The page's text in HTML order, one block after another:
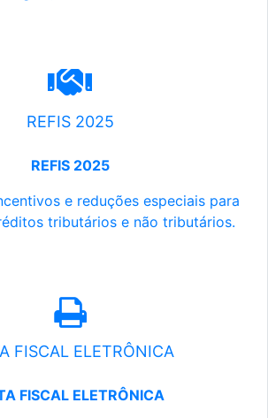
REFIS 2025
REFIS 2025
e reduções especiais para
tributários e não tributários.
FISCAL ELETRÔNICA
FISCAL ELETRÔNICA